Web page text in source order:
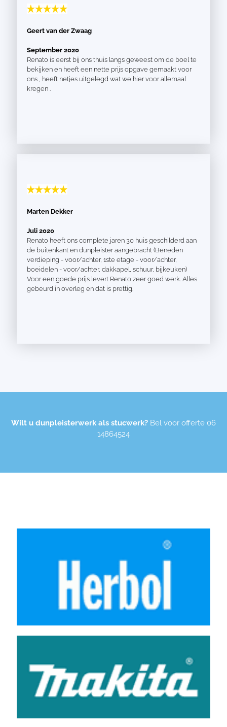
Geert van der Zwaag
September 2020
Renato is eerst bij ons thuis langs geweest om de boel te
bekijken en heeft een nette prijs opgave gemaakt voor
ons , heeft netjes uitgelegd wat we hier voor allemaal
kregen .
Marten Dekker
Juli 2020
Renato heeft ons complete jaren 30 huis geschilderd aan
de buitenkant en dunpleister aangebracht (Beneden
verdieping - voor/achter, 1ste etage - voor/achter,
boeidelen - voor/achter, dakkapel, schuur, bijkeuken)
Voor een goede prijs levert Renato zeer goed werk. Alles
gebeurd in overleg en dat is prettig.
Wilt u dunpleisterwerk als stucwerk? Bel voor offerte 06
14864524